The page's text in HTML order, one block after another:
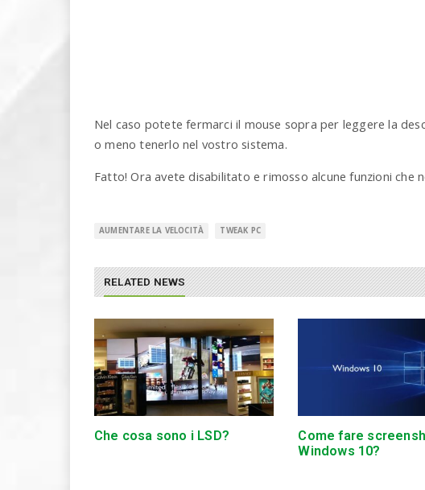
Nel caso potete fermarci il mouse sopra per leggere la
o meno tenerlo nel vostro sistema.
Fatto! Ora avete disabilitato e rimosso alcune funzioni che
AUMENTARE LA VELOCITÀ TWEAK PC
RELATED NEWS
Che cosa sono i LSD?
Come fare
Windows 10?